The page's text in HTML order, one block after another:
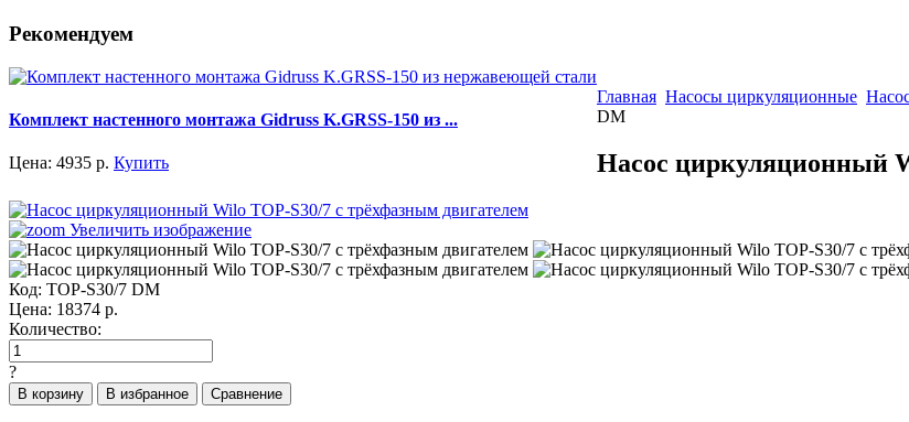
Рекомендуем
Комплект настенного монтажа Gidruss K.GRSS-150 из ...
Цена: 4935 р. Купить
Главная Насосы циркуляционные
DM
Насос циркуляционный
Увеличить изображение
Код: TOP-S30/7 DM
Цена: 18374 р.
Количество:
?